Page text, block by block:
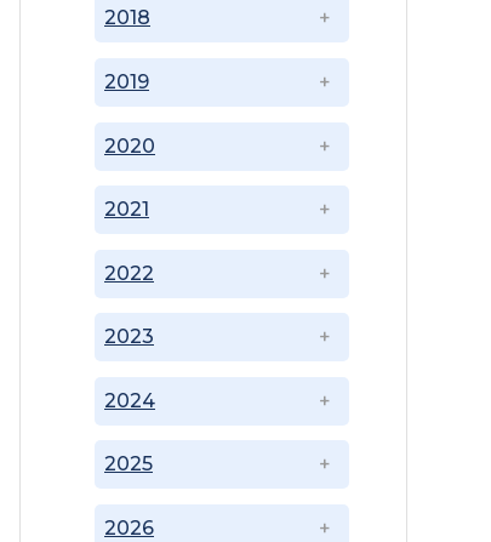
2018
2019
2020
2021
2022
2023
2024
2025
2026